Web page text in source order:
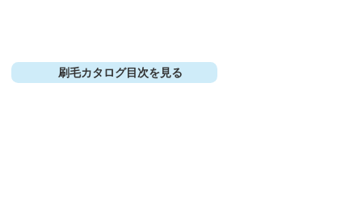
刷毛カタログ目次を見る